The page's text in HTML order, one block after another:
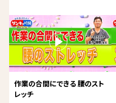
作業の合間にできる 腰のスト
レッチ